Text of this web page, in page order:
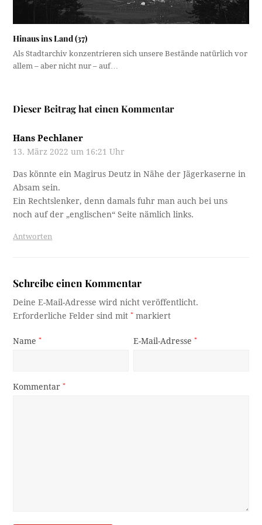
Hinaus ins Land (37)
Als Stadtarchiv konzentrieren sich unsere Bestände natürlich vor
allem – aber nicht nur – auf…
Dieser Beitrag hat einen Kommentar
Hans Pechlaner
13. März 2022 um 16:21 Uhr
Das könnte ein Magirus Deutz in Nähe der Jägerkaserne in
Absam sein.
Ein Rechtslenker, denn damals fuhr man auch bei uns
noch auf der „englischen“ Seite nämlich links.
Antworten
Schreibe einen Kommentar
Deine E-Mail-Adresse wird nicht veröffentlicht.
Erforderliche Felder sind mit* markiert
Name* E-Mail-Adresse*
Kommentar*